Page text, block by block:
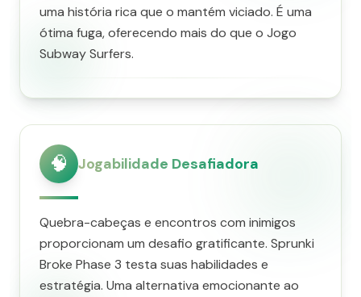
uma história rica que o mantém viciado. É uma
ótima fuga, oferecendo mais do que o Jogo
Subway Surfers.
🧠 Jogabilidade Desafiadora
Quebra-cabeças e encontros com inimigos
proporcionam um desafio gratificante. Sprunki
Broke Phase 3 testa suas habilidades e
estratégia. Uma alternativa emocionante ao